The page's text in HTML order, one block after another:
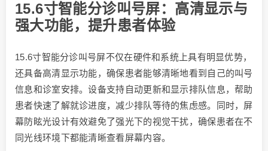
15.6寸智能分诊叫号屏：高清显示与
强大功能，提升患者体验
15.6寸智能分诊叫号屏不仅在硬件和系统上具有明显优势，
还具备高清显示功能，确保患者能够清晰地看到自己的叫号
信息和诊室安排。设备支持自动更新和显示排队信息，帮助
患者快速了解就诊进度，减少排队等待的焦虑感。同时，屏
幕防眩光设计有效避免了强光下的视觉干扰，确保患者在不
同光线环境下都能清晰查看屏幕内容。